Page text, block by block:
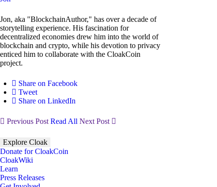
Jon, aka "BlockchainAuthor," has over a decade of
storytelling experience. His fascination for
decentralized economies drew him into the world of
blockchain and crypto, while his devotion to privacy
enticed him to collaborate with the CloakCoin
project.
Share on Facebook
Tweet
Share on LinkedIn
Previous Post Read All Next Post
Explore Cloak
Donate for CloakCoin
CloakWiki
Learn
Press Releases